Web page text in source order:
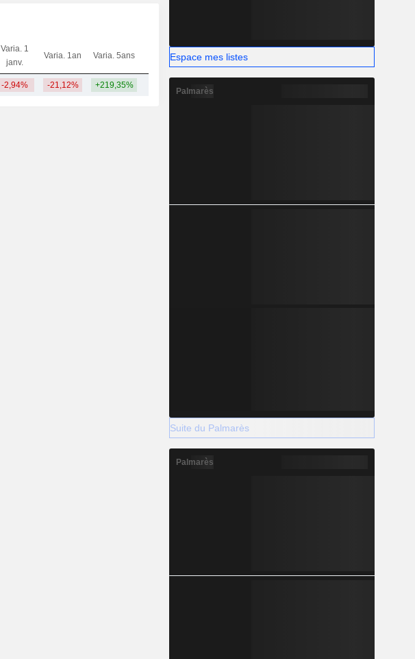
Varia. 1
janv.
Varia. 1an Varia. 5ans Capi. CT MT LT
-2,94% -21,12% +219,35%
Espace mes listes
Palmarès
Suite du Palmarès
Palmarès